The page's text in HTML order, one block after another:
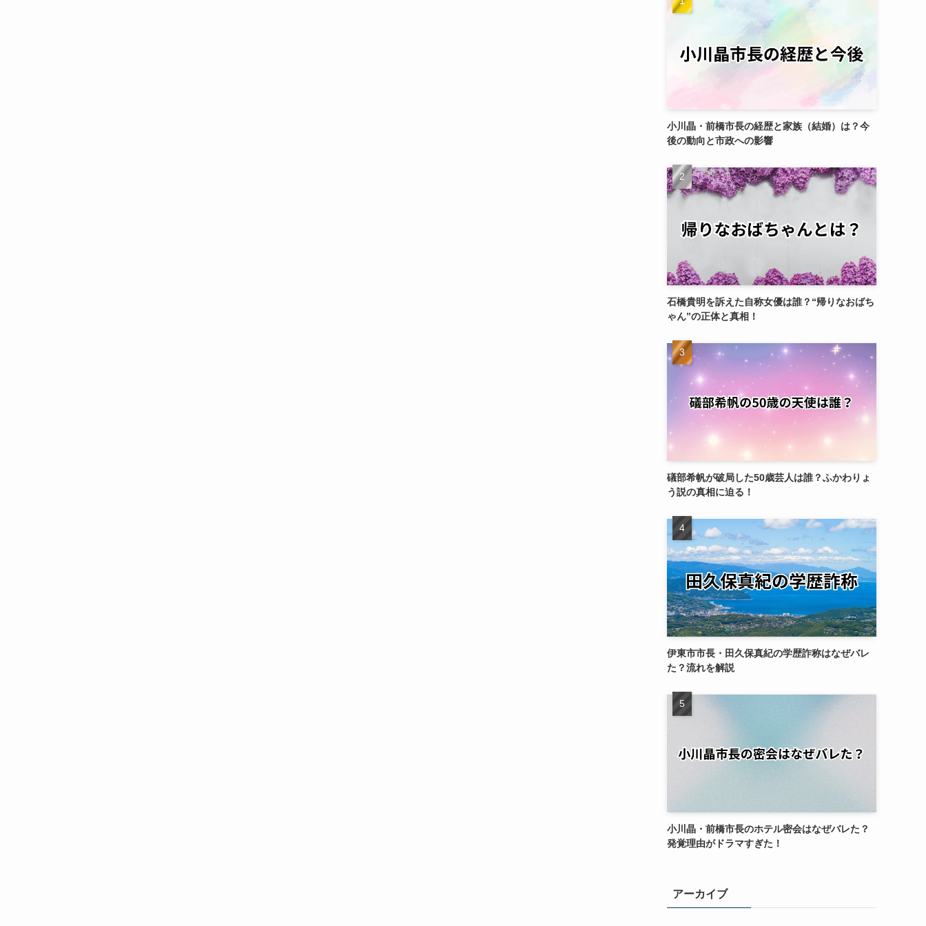
小川晶・前橋市長の経歴と家族（結婚）は？今
後の動向と市政への影響
石橋貴明を訴えた自称女優は誰？“帰りなおばち
ゃん”の正体と真相！
礒部希帆が破局した50歳芸人は誰？ふかわりょ
う説の真相に迫る！
伊東市市長・田久保真紀の学歴詐称はなぜバレ
た？流れを解説
小川晶・前橋市長のホテル密会はなぜバレた？
発覚理由がドラマすぎた！
アーカイブ